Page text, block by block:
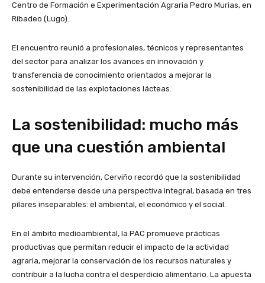
Centro de Formación e Experimentación Agraria Pedro Murias, en
Ribadeo (Lugo).
El encuentro reunió a profesionales, técnicos y representantes
del sector para analizar los avances en innovación y
transferencia de conocimiento orientados a mejorar la
sostenibilidad de las explotaciones lácteas.
La sostenibilidad: mucho más
que una cuestión ambiental
Durante su intervención, Cerviño recordó que la sostenibilidad
debe entenderse desde una perspectiva integral, basada en tres
pilares inseparables: el ambiental, el económico y el social.
En el ámbito medioambiental, la PAC promueve prácticas
productivas que permitan reducir el impacto de la actividad
agraria, mejorar la conservación de los recursos naturales y
contribuir a la lucha contra el desperdicio alimentario. La apuesta